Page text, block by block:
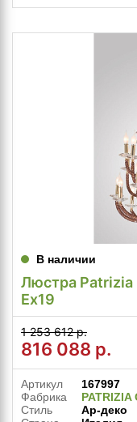
В наличии
Люстра Patrizia
Ex19
1 253 612 р.
816 088 р.
Артикул
167997
Фабрика
PATRIZIA
Стиль
Ар-деко